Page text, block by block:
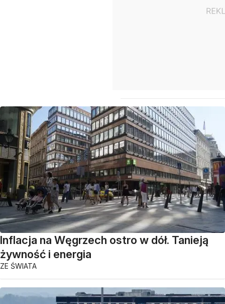
Inflacja na Węgrzech ostro w dół. Tanieją
żywność i energia
ZE ŚWIATA